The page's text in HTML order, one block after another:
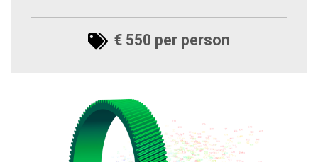
€ 550 per person